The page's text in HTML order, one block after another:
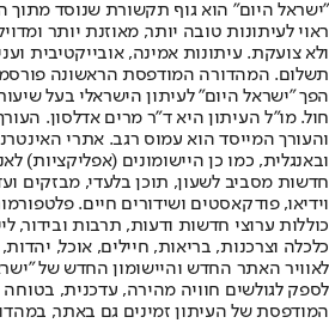
"ישראל היום" הוא גוף תקשורת שנוסד מתוך
ראוי לעיתונות טובה יותר, מאוזנת יותר
ולא צועקת. עיתונות אמינה, אובייקטיבית
הפך "ישראל היום" לעיתון הישראלי בעל
חול. מו"ל העיתון היא ד"ר מרים אדלסון.
והעורך המייסד הוא עמוס רגב. אתרי
חדשות מסביב לשעון, תוכן בלעדי, מבזקים
וידיאו, פודקאסטים ושידורים חיים.
כוללות ערוצי חדשות ודעות, תרבות ובידור,
לאוויר האתר החדש והיישומון החדש של
לספק לגולשים חוויה מהירה, עדכנית,
המודפסת של העיתון זמינים גם באתר,